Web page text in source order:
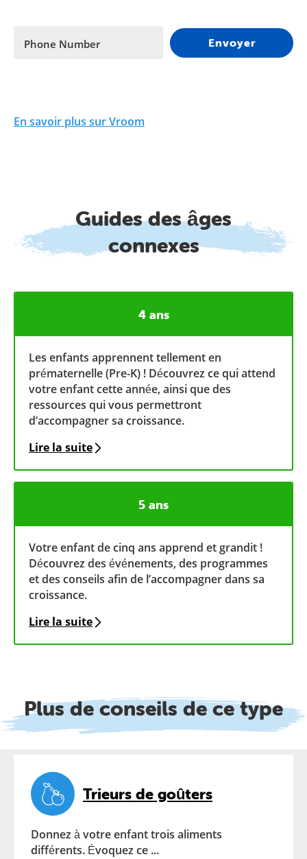
Phone Number Envoyer
En savoir plus sur Vroom
Guides des âges
connexes
4 ans
Les enfants apprennent tellement en
prématernelle (Pre-K) ! Découvrez ce qui attend
votre enfant cette année, ainsi que des
ressources qui vous permettront
d’accompagner sa croissance.
Lire la suite
5 ans
Votre enfant de cinq ans apprend et grandit !
Découvrez des événements, des programmes
et des conseils afin de l’accompagner dans sa
croissance.
Lire la suite
Plus de conseils de ce type
Trieurs de goûters
Donnez à votre enfant trois aliments
différents. Évoquez ce ...